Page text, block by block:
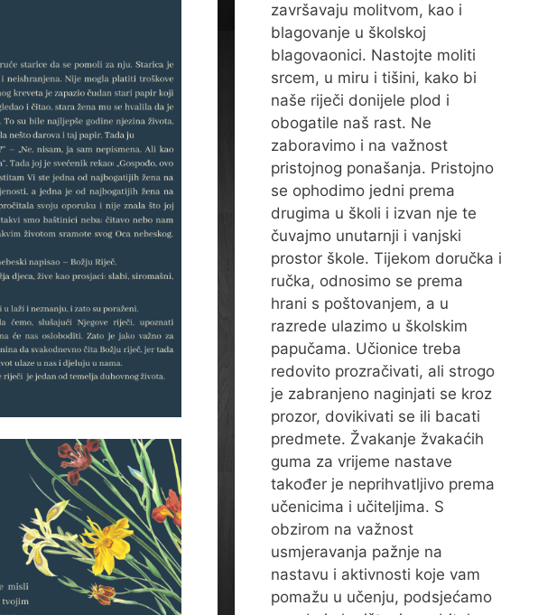
završavaju molitvom, kao i
blagovanje u školskoj
blagovaonici. Nastojte moliti
srcem, u miru i tišini, kako bi
naše riječi donijele plod i
obogatile naš rast. Ne
zaboravimo i na važnost
pristojnog ponašanja. Pristojno
se ophodimo jedni prema
drugima u školi i izvan nje te
čuvajmo unutarnji i vanjski
prostor škole. Tijekom doručka i
ručka, odnosimo se prema
hrani s poštovanjem, a u
razrede ulazimo u školskim
papučama. Učionice treba
redovito prozračivati, ali strogo
je zabranjeno naginjati se kroz
prozor, dovikivati se ili bacati
predmete. Žvakanje žvakaćih
guma za vrijeme nastave
također je neprihvatljivo prema
učenicima i učiteljima. S
obzirom na važnost
usmjeravanja pažnje na
nastavu i aktivnosti koje vam
pomažu u učenju, podsjećamo